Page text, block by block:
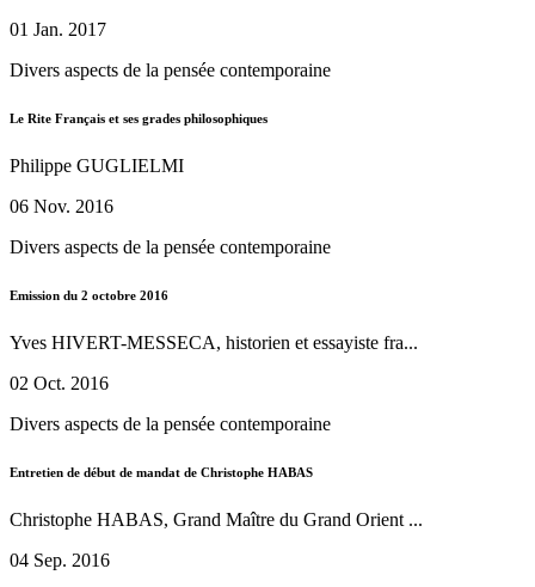
01 Jan. 2017
Divers aspects de la pensée contemporaine
Le Rite Français et ses grades philosophiques
Philippe GUGLIELMI
06 Nov. 2016
Divers aspects de la pensée contemporaine
Emission du 2 octobre 2016
Yves HIVERT-MESSECA, historien et essayiste fra...
02 Oct. 2016
Divers aspects de la pensée contemporaine
Entretien de début de mandat de Christophe HABAS
Christophe HABAS, Grand Maître du Grand Orient ...
04 Sep. 2016